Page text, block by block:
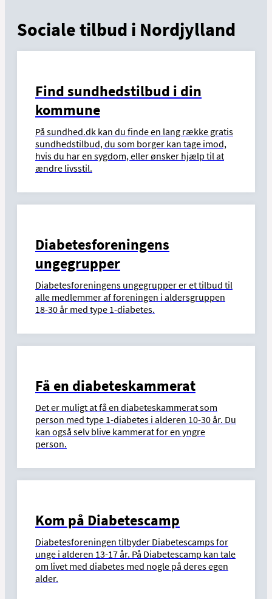
Sociale tilbud i Nordjylland
Find sundhedstilbud i din
kommune
På sundhed.dk kan du finde en lang række gratis
sundhedstilbud, du som borger kan tage imod,
hvis du har en sygdom, eller ønsker hjælp til at
ændre livsstil.
Diabetesforeningens
ungegrupper
Diabetesforeningens ungegrupper er et tilbud til
alle medlemmer af foreningen i aldersgruppen
18-30 år med type 1-diabetes.
Få en diabeteskammerat
Det er muligt at få en diabeteskammerat som
person med type 1-diabetes i alderen 10-30 år. Du
kan også selv blive kammerat for en yngre
person.
Kom på Diabetescamp
Diabetesforeningen tilbyder Diabetescamps for
unge i alderen 13-17 år. På Diabetescamp kan tale
om livet med diabetes med nogle på deres egen
alder.